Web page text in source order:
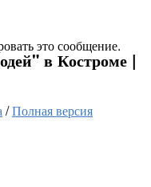
это сообщение.
в Костроме |
/Полная версия